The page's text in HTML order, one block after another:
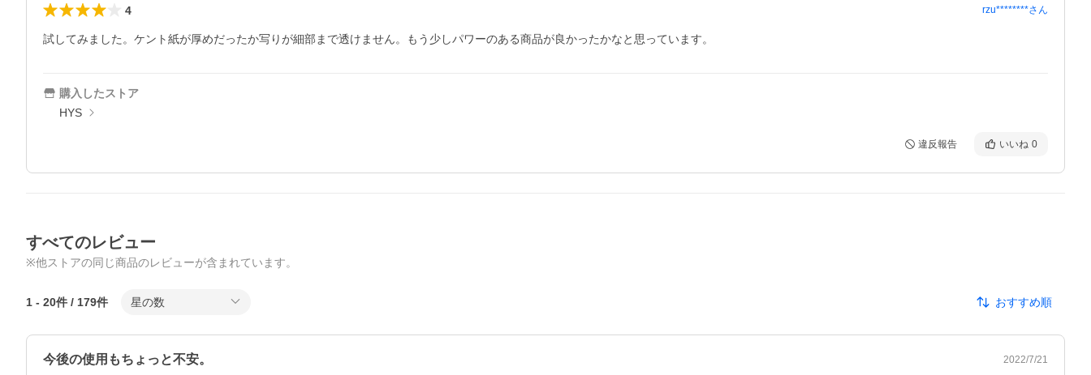
4 rzu********さん
試してみました。ケント紙が厚めだったか写りが細部まで透けません。もう少しパワーのある商品が良かったかなと思っています。
購入したストア
HYS
違反報告 いいね 0
すべてのレビュー
※他ストアの同じ商品のレビューが含まれています。
1 - 20件 / 179件 星の数 おすすめ順
今後の使用もちょっと不安。 2022/7/21